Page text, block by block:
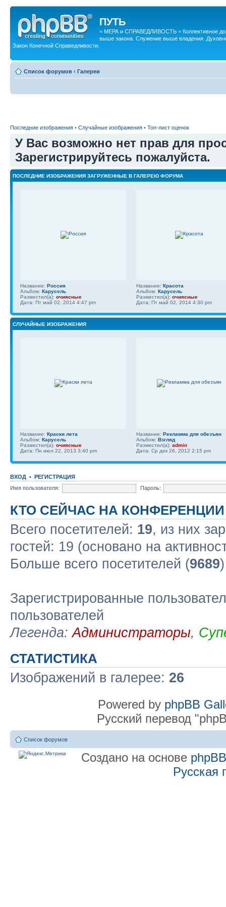
ПУТЬ
= МЕРА и СПРАВЕДЛИВОСТЬ = Коллективное
выше закона. Служение выше владения.
Закон Конечной Справедливости.
Список форумов ‹ Галереи
Последние изображения • Случайные изображения • Топ-лист оценок
У Вас возможно нет прав для
Зарегистрируйтесь пожалуйста.
ПОСЛЕДНИЕ ИЗОБРАЖЕНИЯ ЗАГРУЖЕННЫЕ В ГАЛЕРЕЮ ФОРУМА
Название: Россия
Альбом: Карусель
Разместил(а): очиясные
Дата: Пт май 02, 2014 4:47 pm
Название: Красота
Альбом: Карусель
Разместил(а): очиясные
Дата: Пт май 02, 2014 4:30 pm
СЛУЧАЙНЫЕ ИЗОБРАЖЕНИЯ
Название: Краски лета
Альбом: Карусель
Разместил(а): очиясные
Дата: Пн июл 22, 2013 3:40 pm
Название: Рекламма для обезъян
Альбом: Взгляд
Разместил(а): admin
Дата: Ср дек 26, 2012 2:15 pm
ВХОД • РЕГИСТРАЦИЯ
Имя пользователя:
Пароль:
КТО СЕЙЧАС НА КОНФЕРЕНЦИИ
Всего посетителей: 19, из них
гостей: 19 (основано на
Больше всего посетителей (9689
Зарегистрированные
пользователей
Легенда:Администраторы,
СТАТИСТИКА
Изображений в галерее: 26
Powered by phpBB
Русский перевод
Список форумов
Создано на основе phpBB
Русская